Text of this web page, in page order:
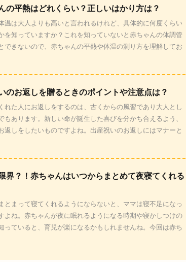
の平熱はどれくらい？正しいはかり方は？
温は大人よりも高いと言われるけれど、具体的に何度くらい
を知っていますか？これを知っていないと赤ちゃんの体調管
できないので、赤ちゃんの平熱や体温の測り方を理解してお
のお返しを贈るときのポイントや注意点は？
れた人にお返しをするのは、古くからの風習であり大人とし
もあります。新しい命が誕生した喜びを分かち合えるよう、
返しをしたいものですよね。出産祝いのお返しにはマナーと
界？！赤ちゃんはいつからまとめて夜寝てくれる
とまって寝てくれるようにならないと、ママは寝不足になっ
よね。赤ちゃんが夜に眠れるようになる時期や寝かしつけの
っていると、育児が楽になるかもしれませんね。今回は赤ち